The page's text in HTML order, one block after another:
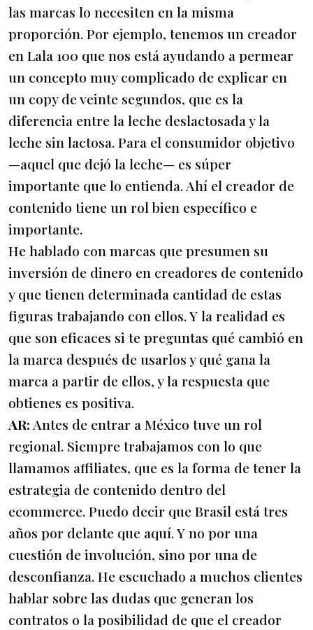
las marcas lo necesiten en la misma
proporción. Por ejemplo, tenemos un creador
en Lala 100 que nos está ayudando a permear
un concepto muy complicado de explicar en
un copy de veinte segundos, que es la
diferencia entre la leche deslactosada y la
leche sin lactosa. Para el consumidor objetivo
—aquel que dejó la leche— es súper
importante que lo entienda. Ahí el creador de
contenido tiene un rol bien específico e
importante.
He hablado con marcas que presumen su
inversión de dinero en creadores de contenido
y que tienen determinada cantidad de estas
figuras trabajando con ellos. Y la realidad es
que son eficaces si te preguntas qué cambió en
la marca después de usarlos y qué gana la
marca a partir de ellos, y la respuesta que
obtienes es positiva.
AR: Antes de entrar a México tuve un rol
regional. Siempre trabajamos con lo que
llamamos affiliates, que es la forma de tener la
estrategia de contenido dentro del
ecommerce. Puedo decir que Brasil está tres
años por delante que aquí. Y no por una
cuestión de involución, sino por una de
desconfianza. He escuchado a muchos clientes
hablar sobre las dudas que generan los
contratos o la posibilidad de que el creador